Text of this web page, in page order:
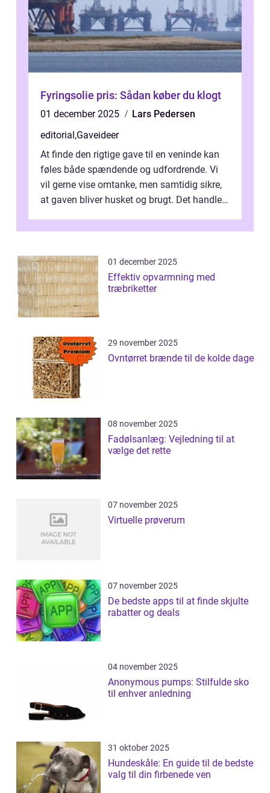
Fyringsolie pris: Sådan køber du klogt
01 december 2025
Lars Pedersen
editorial,Gaveideer
At finde den rigtige gave til en veninde kan
føles både spændende og udfordrende. Vi
vil gerne vise omtanke, men samtidig sikre,
at gaven bliver husket og brugt. Det handler
01 december 2025
Effektiv opvarmning med
træbriketter
29 november 2025
Ovntørret brænde til de kolde dage
08 november 2025
Fadølsanlæg: Vejledning til at
vælge det rette
07 november 2025
Virtuelle prøverum
07 november 2025
De bedste apps til at finde skjulte
rabatter og deals
04 november 2025
Anonymous pumps: Stilfulde sko
til enhver anledning
31 oktober 2025
Hundeskåle: En guide til de bedste
valg til din firbenede ven